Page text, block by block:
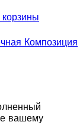
Композиция
вашему